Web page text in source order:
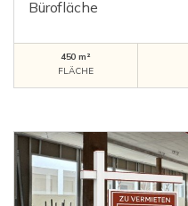
Bürofläche
450 m²
FLÄCHE